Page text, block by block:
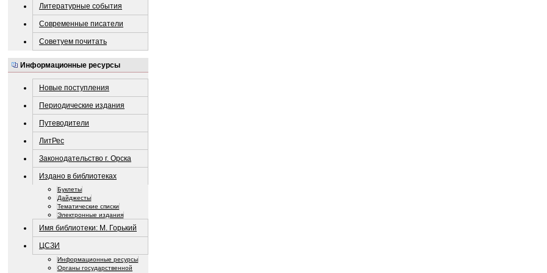
Литературные события
Современные писатели
Советуем почитать
Информационные ресурсы
Новые поступления
Периодические издания
Путеводители
ЛитРес
Законодательство г. Орска
Издано в библиотеках
Буклеты
Дайджесты
Тематические списки
Электронные издания
Имя библиотеки: М. Горький
ЦСЗИ
Информационные ресурсы
Органы государственной